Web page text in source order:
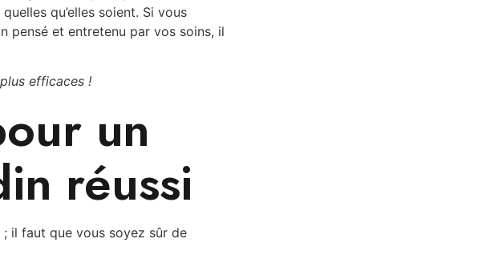
qu’elles soient. Si vous
pensé et entretenu par vos soins, il
efficaces !
un
réussi
il faut que vous soyez sûr de